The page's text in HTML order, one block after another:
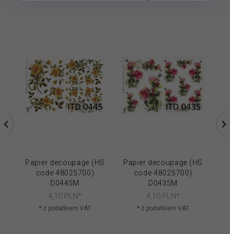
Papier decoupage (HS
code 48025700)
D0445M
4,10 PLN*
* z podatkiem VAT
Papier decoupage (HS
code 48025700)
D0435M
4,10 PLN*
* z podatkiem VAT